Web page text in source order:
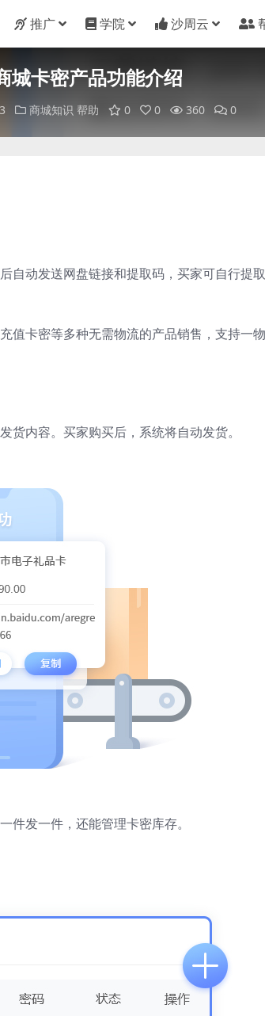
推广 学院 沙周云
城卡密产品功能介绍
商城知识 帮助 0 0 360 0
自动发送网盘链接和提取码，买家可自行提
值卡密等多种无需物流的产品销售，支持一
货内容。买家购买后，系统将自动发货。
件发一件，还能管理卡密库存。